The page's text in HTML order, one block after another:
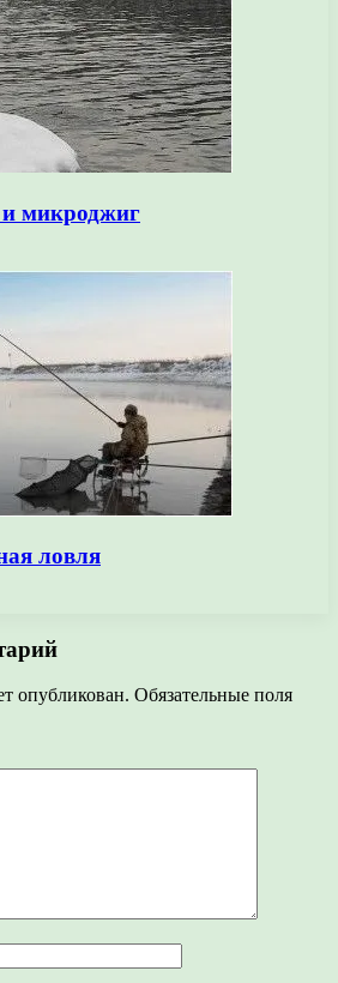
микроджиг
ловля
опубликован. Обязательные поля